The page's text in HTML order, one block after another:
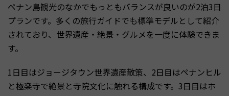
ペナン島観光のなかでもっともバランスが良いのが2泊3日
プランです。多くの旅行ガイドでも標準モデルとして紹介
されており、世界遺産・絶景・グルメを一度に体験できま
す。
1日目はジョージタウン世界遺産散策、2日目はペナンヒル
と極楽寺で絶景と寺院文化に触れる構成です。3日目はホ